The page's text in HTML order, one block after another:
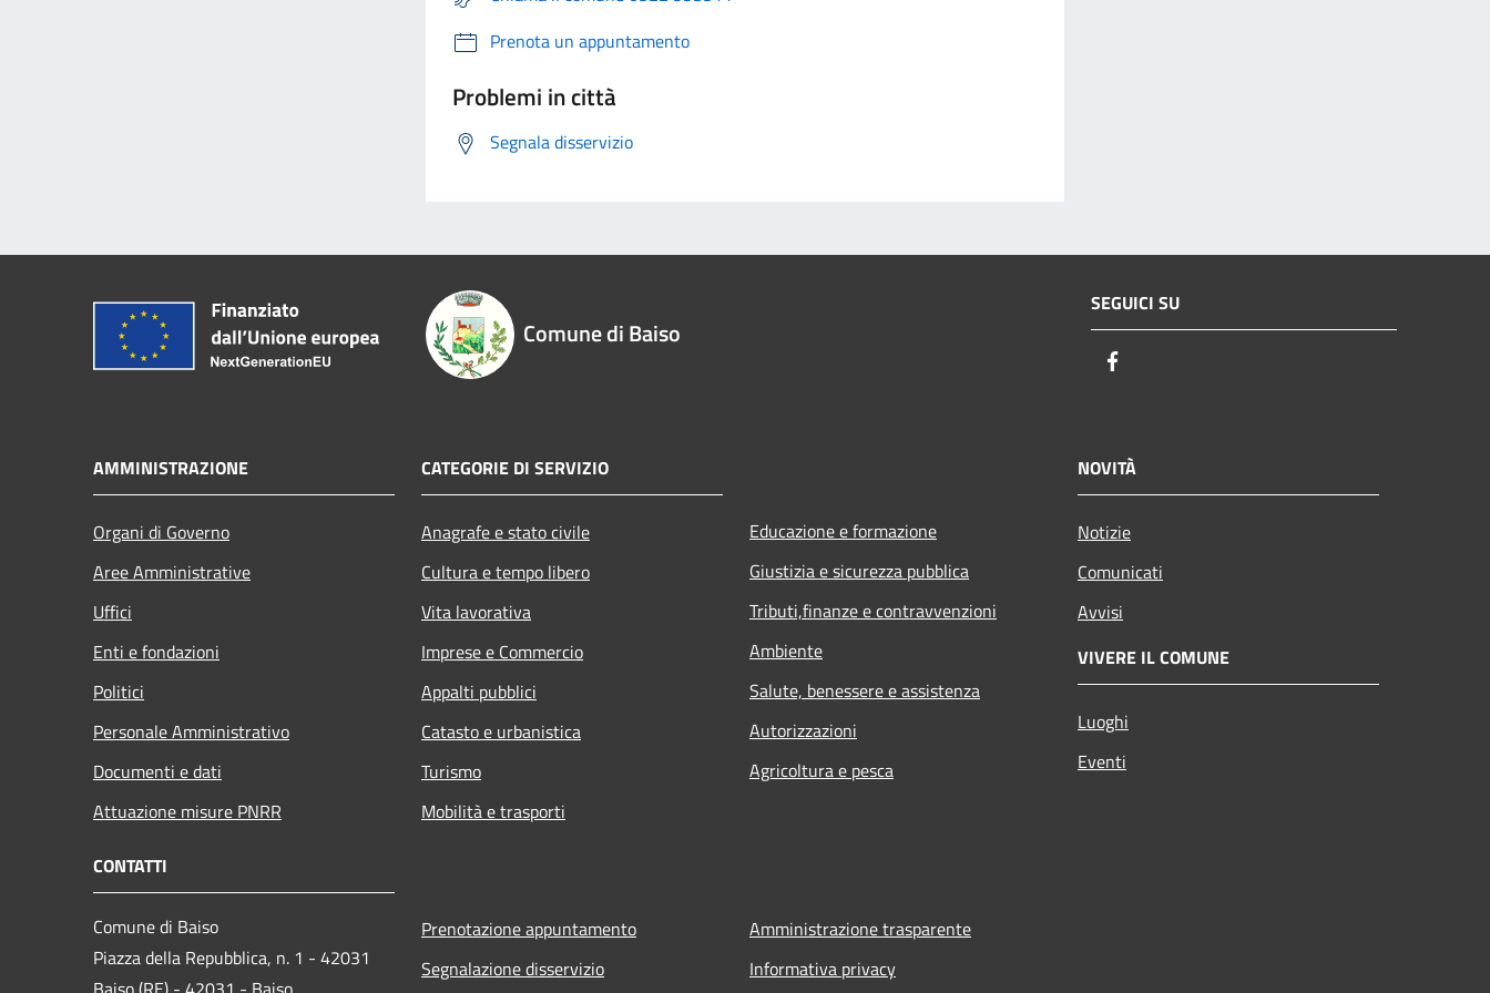
Prenota un appuntamento
Problemi in città
Segnala disservizio
Comune di Baiso
SEGUICI SU
AMMINISTRAZIONE
Organi di Governo
Aree Amministrative
Uffici
Enti e fondazioni
Politici
Personale Amministrativo
Documenti e dati
Attuazione misure PNRR
CATEGORIE DI SERVIZIO
Anagrafe e stato civile
Cultura e tempo libero
Vita lavorativa
Imprese e Commercio
Appalti pubblici
Catasto e urbanistica
Turismo
Mobilità e trasporti
Educazione e formazione
Giustizia e sicurezza pubblica
Tributi,finanze e contravvenzioni
Ambiente
Salute, benessere e assistenza
Autorizzazioni
Agricoltura e pesca
NOVITÀ
Notizie
Comunicati
Avvisi
VIVERE IL COMUNE
Luoghi
Eventi
CONTATTI
Comune di Baiso
Piazza della Repubblica, n. 1 - 42031
Prenotazione appuntamento
Segnalazione disservizio
Amministrazione trasparente
Informativa privacy